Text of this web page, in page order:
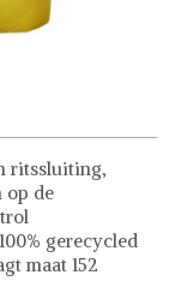
ritssluiting,
op de
gerecycled
maat 152